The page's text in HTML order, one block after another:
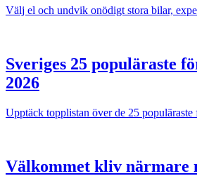
Välj el och undvik onödigt stora bilar,
Sveriges 25 populäraste
2026
Upptäck topplistan över de 25 populäraste
Välkommet kliv närmare